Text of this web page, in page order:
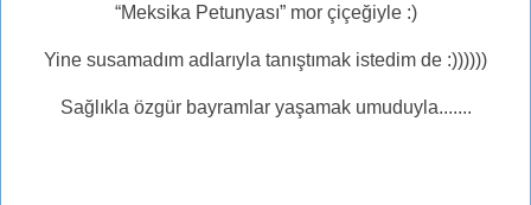
“Meksika Petunyası” mor çiçeğiyle :)
Yine susamadım adlarıyla tanıştımak istedim de :))))))
Sağlıkla özgür bayramlar yaşamak umuduyla.......